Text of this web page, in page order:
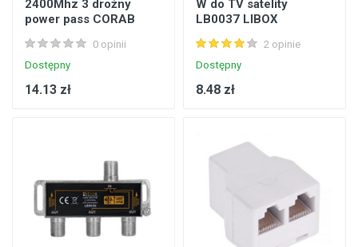
2400Mhz 3 drożny
power pass CORAB
0 opinii
Dostępny
14.13 zł
W do TV satelity
LB0037 LIBOX
2 opinie
Dostępny
8.48 zł